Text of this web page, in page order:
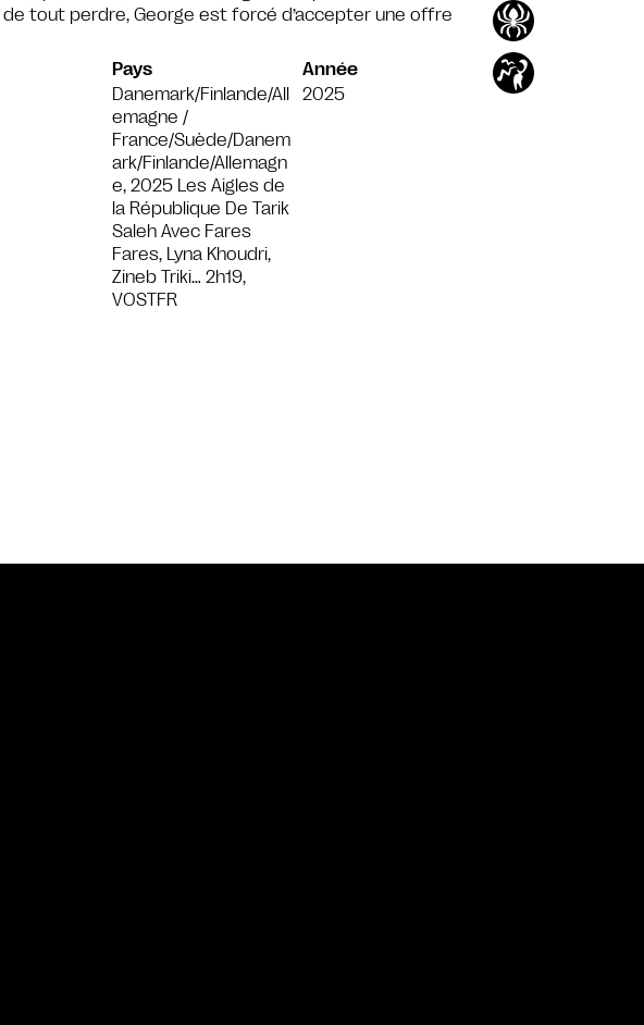
de tout perdre, George est forcé d’accepter une offre
Pays
Danemark/Finlande/All
emagne /
France/Suède/Danem
ark/Finlande/Allemagn
e, 2025 Les Aigles de
la République De Tarik
Saleh Avec Fares
Fares, Lyna Khoudri,
Zineb Triki… 2h19,
VOSTFR
Année
2025